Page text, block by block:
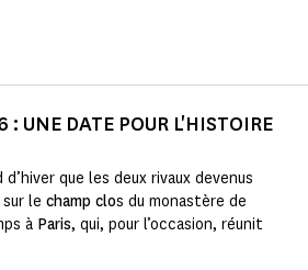
: UNE DATE POUR L'HISTOIRE
que les deux rivaux devenus
le champ clos du monastère de
à Paris, qui, pour l’occasion, réunit